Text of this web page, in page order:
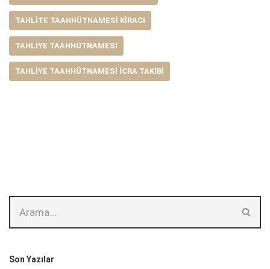
TAHLITE TAAHHÜTNAMESI KIRACI
TAHLIYE TAAHHÜTNAMESI
TAHLIYE TAAHHÜTNAMESI ICRA TAKIBI
Son Yazılar